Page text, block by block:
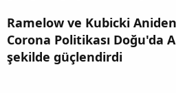
Ramelow ve Kubicki
Corona Politikası Doğu'da
şekilde güçlendirdi